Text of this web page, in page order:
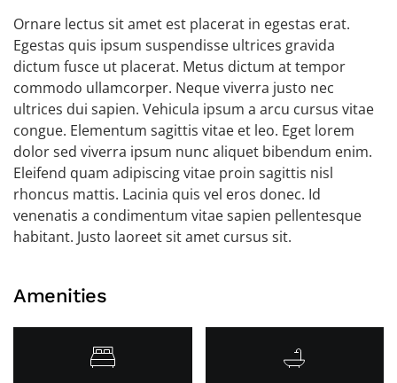
Ornare lectus sit amet est placerat in egestas erat.
Egestas quis ipsum suspendisse ultrices gravida
dictum fusce ut placerat. Metus dictum at tempor
commodo ullamcorper. Neque viverra justo nec
ultrices dui sapien. Vehicula ipsum a arcu cursus vitae
congue. Elementum sagittis vitae et leo. Eget lorem
dolor sed viverra ipsum nunc aliquet bibendum enim.
Eleifend quam adipiscing vitae proin sagittis nisl
rhoncus mattis. Lacinia quis vel eros donec. Id
venenatis a condimentum vitae sapien pellentesque
habitant. Justo laoreet sit amet cursus sit.
Amenities